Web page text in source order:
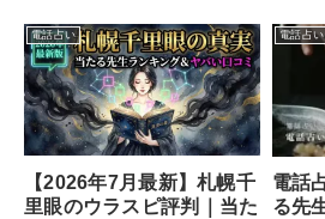
電話占い
【2026年7月最新】札幌千
里眼のウラスピ評判｜当た
電話占い
電話
る先